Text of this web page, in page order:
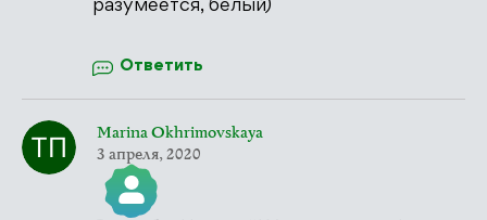
Антиспам от CleanTalk
разумеется, белый)
Ответить
Marina Okhrimovskaya
3 апреля, 2020